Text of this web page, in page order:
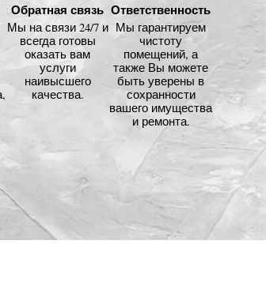
Обратная связь
Мы на связи 24/7 и
всегда готовы
оказать вам
услуги
наивысшего
качества.
Ответственность
Мы гарантируем
чистоту
помещений, а
также Вы можете
быть уверены в
сохранности
вашего имущества
и ремонта.